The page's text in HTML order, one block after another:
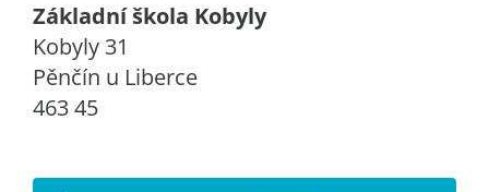
Základní škola Kobyly
Kobyly 31
Pěnčín u Liberce
463 45